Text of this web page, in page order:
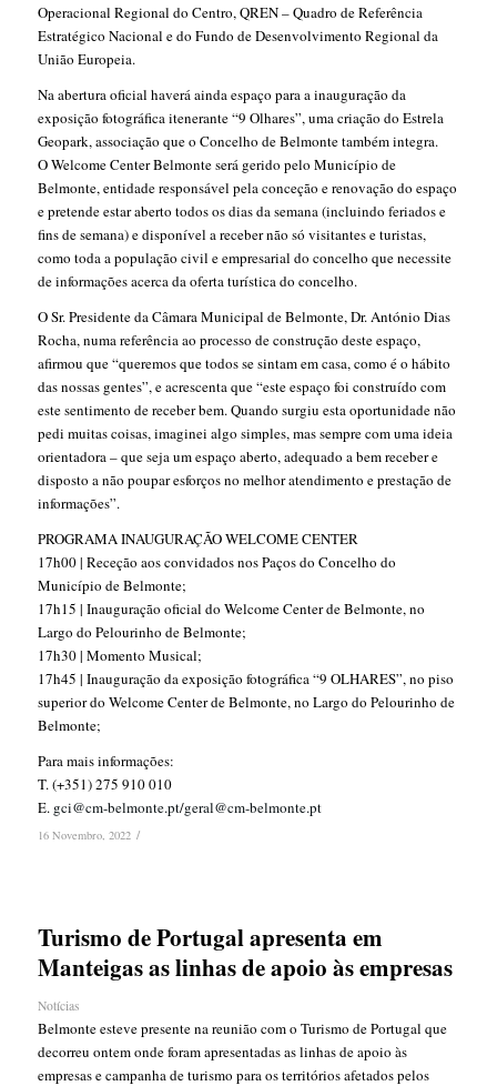
Operacional Regional do Centro, QREN – Quadro de Referência
Estratégico Nacional e do Fundo de Desenvolvimento Regional da
União Europeia.
Na abertura oficial haverá ainda espaço para a inauguração da
exposição fotográfica itenerante “9 Olhares”, uma criação do Estrela
Geopark, associação que o Concelho de Belmonte também integra.
O Welcome Center Belmonte será gerido pelo Município de
Belmonte, entidade responsável pela conceção e renovação do espaço
e pretende estar aberto todos os dias da semana (incluindo feriados e
fins de semana) e disponível a receber não só visitantes e turistas,
como toda a população civil e empresarial do concelho que necessite
de informações acerca da oferta turística do concelho.
O Sr. Presidente da Câmara Municipal de Belmonte, Dr. António Dias
Rocha, numa referência ao processo de construção deste espaço,
afirmou que “queremos que todos se sintam em casa, como é o hábito
das nossas gentes”, e acrescenta que “este espaço foi construído com
este sentimento de receber bem. Quando surgiu esta oportunidade não
pedi muitas coisas, imaginei algo simples, mas sempre com uma ideia
orientadora – que seja um espaço aberto, adequado a bem receber e
disposto a não poupar esforços no melhor atendimento e prestação de
informações”.
PROGRAMA INAUGURAÇÃO WELCOME CENTER
17h00 | Receção aos convidados nos Paços do Concelho do
Município de Belmonte;
17h15 | Inauguração oficial do Welcome Center de Belmonte, no
Largo do Pelourinho de Belmonte;
17h30 | Momento Musical;
17h45 | Inauguração da exposição fotográfica “9 OLHARES”, no piso
superior do Welcome Center de Belmonte, no Largo do Pelourinho de
Belmonte;
Para mais informações:
T. (+351) 275 910 010
E. gci@cm-belmonte.pt/geral@cm-belmonte.pt
16 Novembro, 2022 /
Turismo de Portugal apresenta em
Manteigas as linhas de apoio às empresas
Notícias
Belmonte esteve presente na reunião com o Turismo de Portugal que
decorreu ontem onde foram apresentadas as linhas de apoio às
empresas e campanha de turismo para os territórios afetados pelos